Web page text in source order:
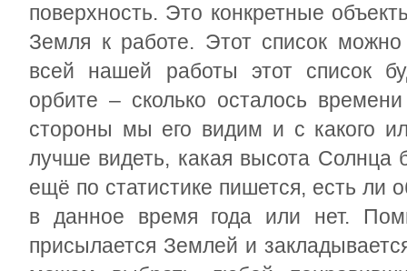
поверхность. Это конкретные
Земля к работе. Этот список
всей нашей работы этот список
орбите – сколько осталось
стороны мы его видим и с какого
лучше видеть, какая высота Солнца
ещё по статистике пишется, есть ли
в данное время года или нет.
присылается Землей и